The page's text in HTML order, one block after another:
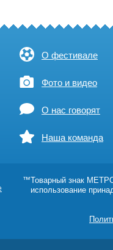
О фестивале
Фото и видео
О нас говорят
Наша команда
™Товарный знак
использование